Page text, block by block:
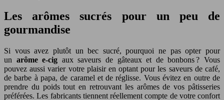
Les arômes sucrés pour un peu de
gourmandise
Si vous avez plutôt un bec sucré, pourquoi ne pas opter pour
un arôme e-cig aux saveurs de gâteaux et de bonbons ? Vous
pouvez aussi varier votre plaisir en optant pour les saveurs de café,
de barbe à papa, de caramel et de réglisse. Vous évitez en outre de
prendre du poids tout en retrouvant les arômes de vos pâtisseries
préférées. Les fabricants tiennent réellement compte de votre confort